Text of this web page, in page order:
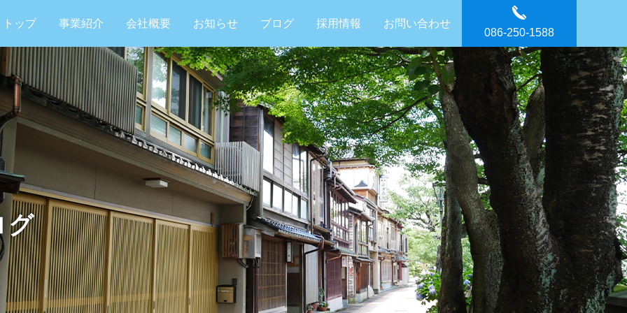
トップ 事業紹介 会社概要 お知らせ ブログ 採用情報 お問い合わせ
086-250-1588
グ